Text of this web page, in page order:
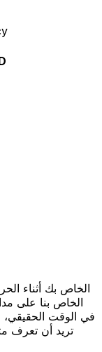
في الوقت
تريد أن تعرف